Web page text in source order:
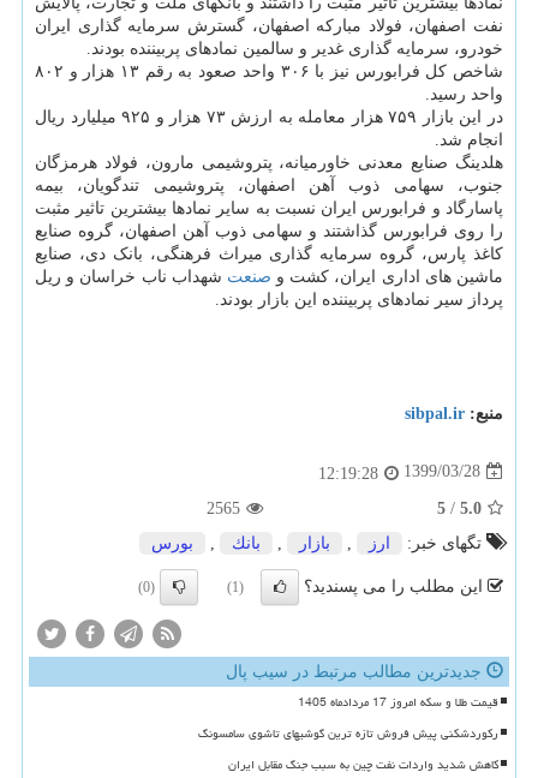
نفت اصفهان، فولاد مبارکه اصفهان، گسترش سرمایه گذاری ایران
خودرو، سرمایه گذاری غدیر و سالمین نمادهای پربیننده بودند.
شاخص کل فرابورس نیز با ۳۰۶ واحد صعود به رقم ۱۳ هزار و ۸۰۲
واحد رسید.
در این بازار ۷۵۹ هزار معامله به ارزش ۷۳ هزار و ۹۲۵ میلیارد ریال
انجام شد.
هلدینگ صنایع معدنی خاورمیانه، پتروشیمی مارون، فولاد هرمزگان
جنوب، سهامی ذوب آهن اصفهان، پتروشیمی تندگویان، بیمه
پاسارگاد و فرابورس ایران نسبت به سایر نمادها بیشترین تاثیر مثبت
را روی فرابورس گذاشتند و سهامی ذوب آهن اصفهان، گروه صنایع
کاغذ پارس، گروه سرمایه گذاری میراث فرهنگی، بانک دی، صنایع
ماشین های اداری ایران، کشت و صنعت شهداب ناب خراسان و ریل
پرداز سیر نمادهای پربیننده این بازار بودند.
منبع: sibpal.ir
1399/03/28
12:19:28
5.0
/
5
2565
تگهای خبر:
ارز بازار بانك بورس
این مطلب را می پسندید؟ (1)
(0)
جدیدترین مطالب مرتبط در سیب پال
قیمت طلا و سکه امروز 17 مردادماه 1405
رکوردشکنی پیش فروش تازه ترین گوشیهای تاشوی سامسونگ
کاهش شدید واردات نفت چین به سبب جنگ مقابل ایران